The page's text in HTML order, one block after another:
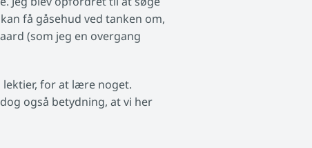
få gåsehud ved tanken om,
(som jeg en overgang
lektier, for at lære noget.
også betydning, at vi her